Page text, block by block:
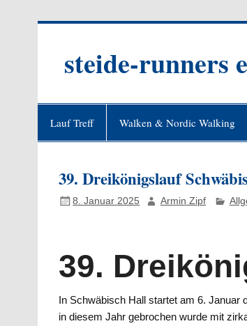
steide-runners
Lauf Treff Walken & Nordic Walking
39. Dreikönigslauf
8. Januar 2025 Armin Zipf
39.
In Schwäbisch Hall startet am 6. Januar
in diesem Jahr gebrochen wurde mit